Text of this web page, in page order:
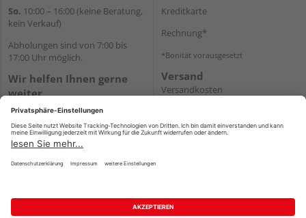
So. 10:00 – 16:00 (keine Beratung,
kein Verkauf)
Abholungen sind von 7:00 bis
17:00 Uhr möglich.
Wir helfen Ihnen gerne
weiter
Tel.:+49 2462 99099
WhatsApp
Kreditkarte
Rechnung*
*Bonität vorausgesetzt
Versand
Versandkosten
Impressum AGB Widerruf
Datenschutz